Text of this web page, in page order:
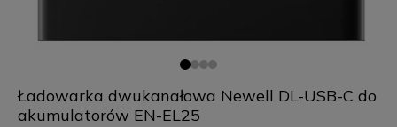
Ładowarka dwukanałowa Newell DL-USB-C do
akumulatorów EN-EL25